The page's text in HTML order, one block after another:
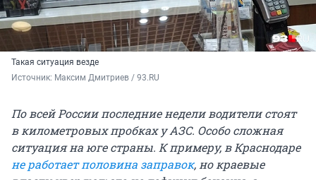
Такая ситуация везде
Источник: Максим Дмитриев / 93.RU
По всей России последние недели водители стоят
в километровых пробках у АЗС. Особо сложная
ситуация на юге страны. К примеру, в Краснодаре
не работает половина заправок, но краевые